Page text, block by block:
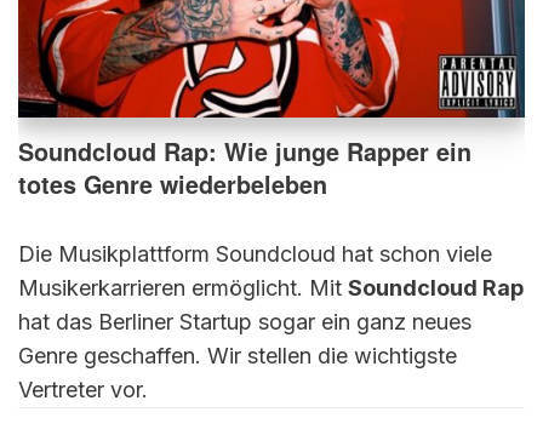
Soundcloud Rap: Wie junge Rapper ein
totes Genre wiederbeleben
Die Musikplattform Soundcloud hat schon viele
Musikerkarrieren ermöglicht. Mit Soundcloud Rap
hat das Berliner Startup sogar ein ganz neues
Genre geschaffen. Wir stellen die wichtigste
Vertreter vor.